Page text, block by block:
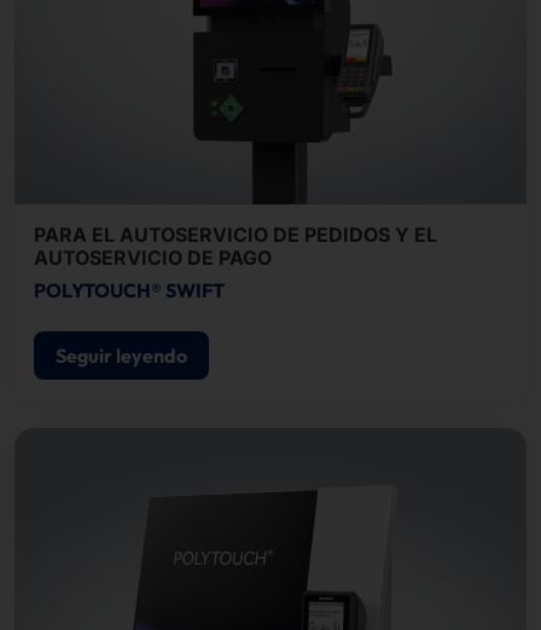
PARA EL AUTOSERVICIO DE PEDIDOS Y EL
AUTOSERVICIO DE PAGO
POLYTOUCH® SWIFT
Seguir leyendo